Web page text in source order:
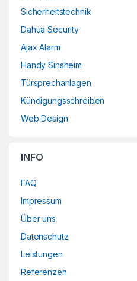
Sicherheitstechnik
Dahua Security
Ajax Alarm
Handy Sinsheim
Türsprechanlagen
Kündigungsschreiben
Web Design
INFO
FAQ
Impressum
Über uns
Datenschutz
Leistungen
Referenzen